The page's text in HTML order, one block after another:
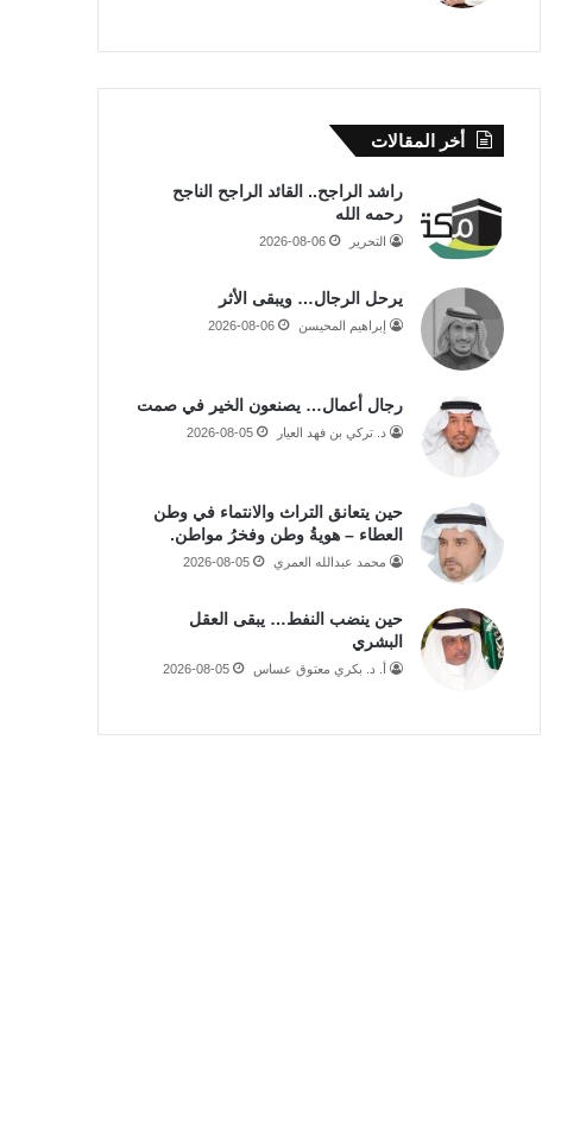
أخر المقالات
راشد الراجح.. القائد الراجح الناجح
رحمه الله
التحرير 2026-08-06
يرحل الرجال… ويبقى الأثر
إبراهيم المحيسن 2026-08-06
رجال أعمال… يصنعون الخير في صمت
د. تركي بن فهد العيار 2026-08-05
حين يتعانق التراث والانتماء في وطن
العطاء – هويةُ وطن وفخرُ مواطن.
محمد عبدالله العمري 2026-08-05
حين ينضب النفط… يبقى العقل
البشري
أ. د. بكري معتوق عساس 2026-08-05